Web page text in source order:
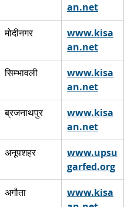
an.net
मोदीनगर
www.kisa
an.net
सिम्भावली
www.kisa
an.net
ब्रजनाथपुर
www.kisa
an.net
अनूपशहर
www.upsu
garfed.org
अगौता
www.kisa